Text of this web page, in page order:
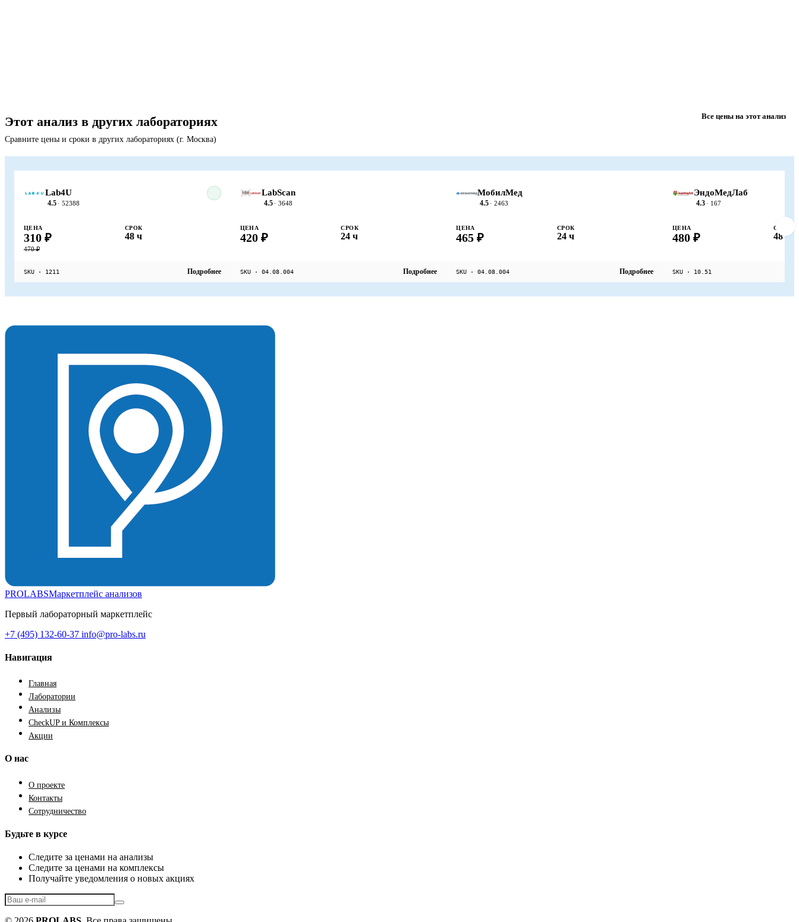
Этот анализ в других лабораториях Все цены на этот анализ
Сравните цены и сроки в других лабораториях (г. Москва)
Lab4U
4.5 · 52388
ЦЕНА
310 ₽
470 ₽
СРОК
48 ч
SKU · 1211 Подробнее
LabScan
4.5 · 3648
ЦЕНА
420 ₽
СРОК
24 ч
SKU · 04.08.004 Подробнее
МобилМед
4.5 · 2463
ЦЕНА
465 ₽
СРОК
24 ч
SKU · 04.08.004 Подробнее
ЭндоМедЛаб
4.3 · 167
ЦЕНА
480 ₽
СРОК
48 ч
SKU · 10.51
PROLABSМаркетплейс анализов
Первый лабораторный маркетплейс
+7 (495) 132-60-37 info@pro-labs.ru
Навигация
Главная
Лаборатории
Анализы
CheckUP и Комплексы
Акции
О нас
О проекте
Контакты
Сотрудничество
Будьте в курсе
Следите за ценами на анализы
Следите за ценами на комплексы
Получайте уведомления о новых акциях